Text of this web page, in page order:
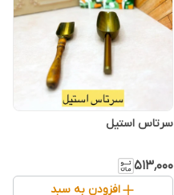
سرتاس استیل
۵۱۳٬۰۰۰
افزودن به سبد